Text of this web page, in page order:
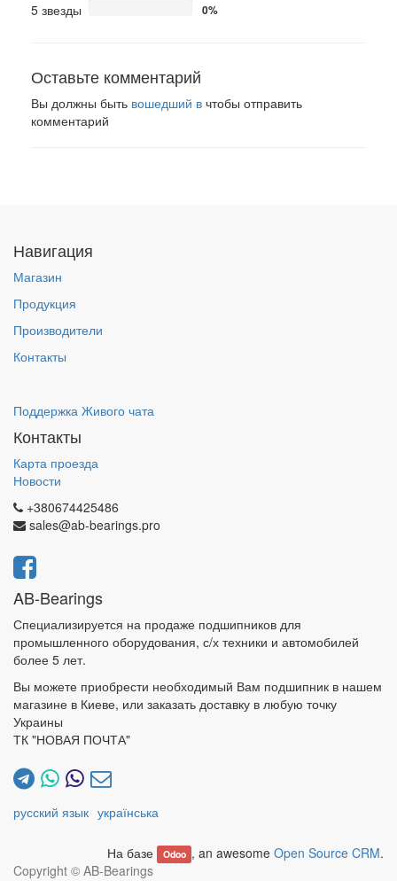
5 звезды 0%
Оставьте комментарий
Вы должны быть вошедший в чтобы отправить
комментарий
Навигация
Магазин
Продукция
Производители
Контакты
Поддержка Живого чата
Контакты
Карта проезда
Новости
+380674425486
sales@ab-bearings.pro
AB-Bearings
Специализируется на продаже подшипников для
промышленного оборудования, с/х техники и автомобилей
более 5 лет.
Вы можете приобрести необходимый Вам подшипник в нашем
магазине в Киеве, или заказать доставку в любую точку
Украины
ТК "НОВАЯ ПОЧТА"
русский язык українська
На базе Odoo , an awesome Open Source CRM.
Copyright © AB-Bearings